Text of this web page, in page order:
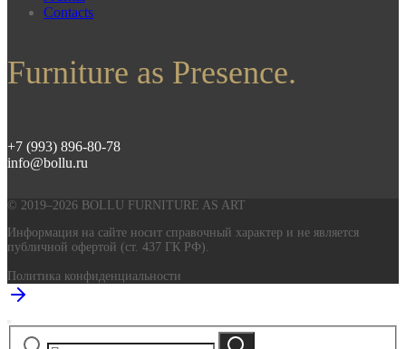
Contacts
Furniture as Presence.
+7 (993) 896-80-78
info@bollu.ru
© 2019–2026 BOLLU FURNITURE AS ART
Информация на сайте носит справочный характер и не является
публичной офертой (ст. 437 ГК РФ).
Политика конфиденциальности
Искать:
Поиск